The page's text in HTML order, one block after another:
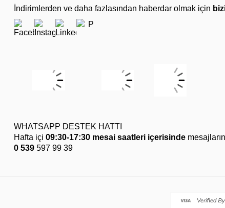
İndirimlerden ve daha fazlasından haberdar olmak için
WHATSAPP DESTEK HATTI
Hafta içi 09:30-17:30 mesai saatleri içerisinde
0 539 597 99 39